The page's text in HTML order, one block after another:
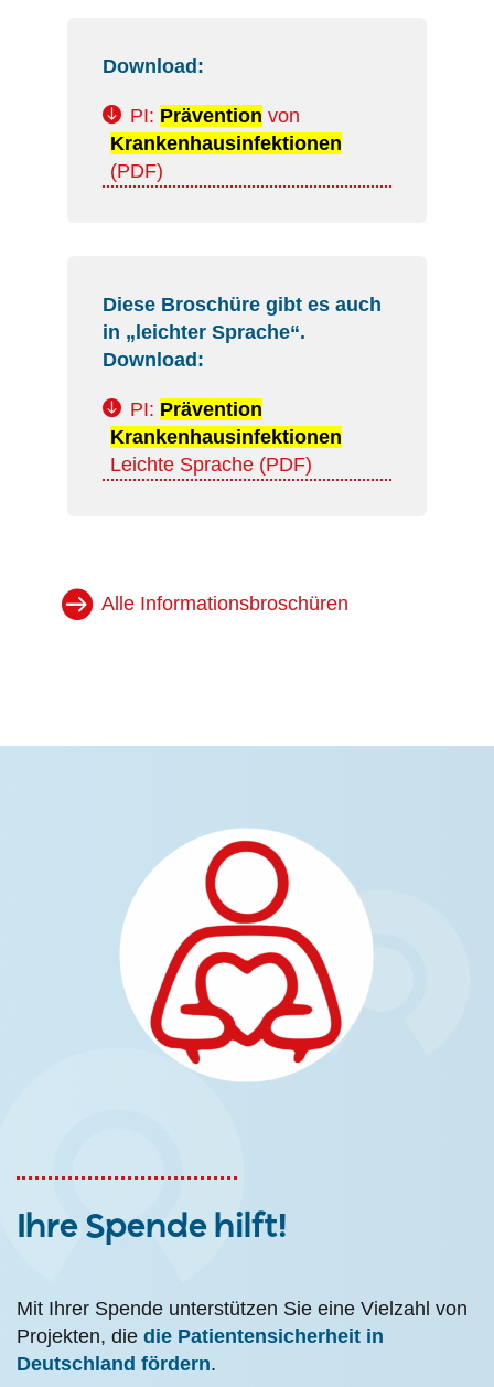
Download:
PI: Prävention von
Krankenhausinfektionen
(PDF)
Diese Broschüre gibt es auch
in „leichter Sprache“.
Download:
PI: Prävention
Krankenhausinfektionen
Leichte Sprache (PDF)
Alle Informationsbroschüren
Ihre Spende hilft!
Mit Ihrer Spende unterstützen Sie eine Vielzahl von
Projekten, die die Patientensicherheit in
Deutschland fördern.